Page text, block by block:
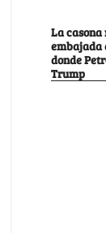
La casona
embajada
donde
Trump